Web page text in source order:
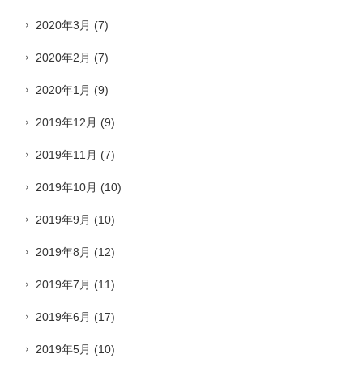
2020年3月 (7)
2020年2月 (7)
2020年1月 (9)
2019年12月 (9)
2019年11月 (7)
2019年10月 (10)
2019年9月 (10)
2019年8月 (12)
2019年7月 (11)
2019年6月 (17)
2019年5月 (10)